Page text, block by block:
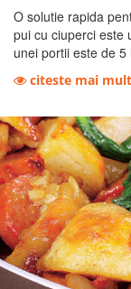
O solutie rapida
pui cu ciuperci este
unei portii este de 5
citeste mai mult